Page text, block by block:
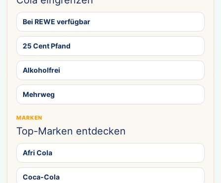
Bei REWE verfügbar
25 Cent Pfand
Alkoholfrei
Mehrweg
MARKEN
Top-Marken entdecken
Afri Cola
Coca-Cola